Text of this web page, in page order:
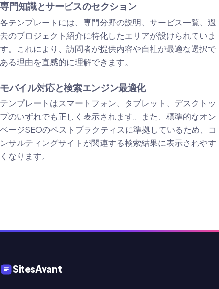
専門知識とサービスのセクション
各テンプレートには、専門分野の説明、サービス一覧、過
去のプロジェクト紹介に特化したエリアが設けられていま
す。これにより、訪問者が提供内容や自社が最適な選択で
ある理由を直感的に理解できます。
モバイル対応と検索エンジン最適化
テンプレートはスマートフォン、タブレット、デスクトッ
プのいずれでも正しく表示されます。また、標準的なオン
ページSEOのベストプラクティスに準拠しているため、コ
ンサルティングサイトが関連する検索結果に表示されやす
くなります。
SitesAvant